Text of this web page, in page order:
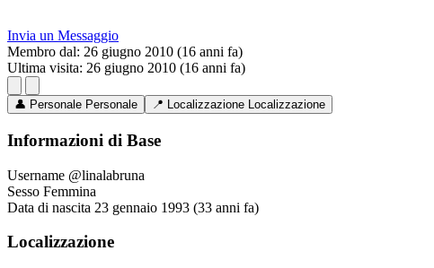
Invia un Messaggio
Membro dal: 26 giugno 2010 (16 anni fa)
Ultima visita: 26 giugno 2010 (16 anni fa)
👤 Personale Personale 📍 Localizzazione Localizzazione
Informazioni di Base
Username @linalabruna
Sesso Femmina
Data di nascita 23 gennaio 1993 (33 anni fa)
Localizzazione